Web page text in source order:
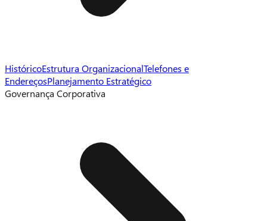
HistóricoEstrutura OrganizacionalTelefones e
EndereçosPlanejamento Estratégico
Governança Corporativa